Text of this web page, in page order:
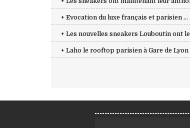
+ Evocation du luxe français et parisien ...
+ Les nouvelles sneakers Louboutin ont
+ Laho le rooftop parisien à Gare de Lyon